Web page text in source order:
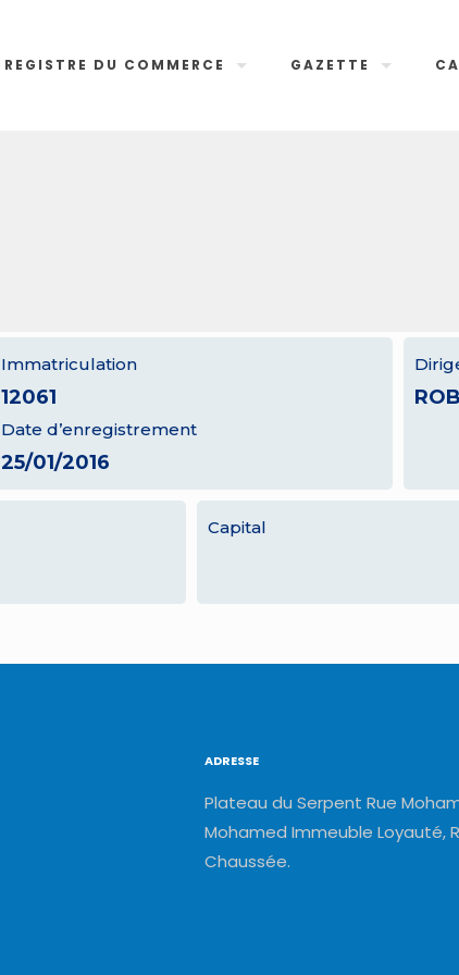
REGISTRE DU COMMERCE GAZETTE
Immatriculation
12061
Date d’enregistrement
25/01/2016
Capital
ADRESSE
Plateau du Serpent Rue
Mohamed Immeuble Loyauté,
Chaussée.